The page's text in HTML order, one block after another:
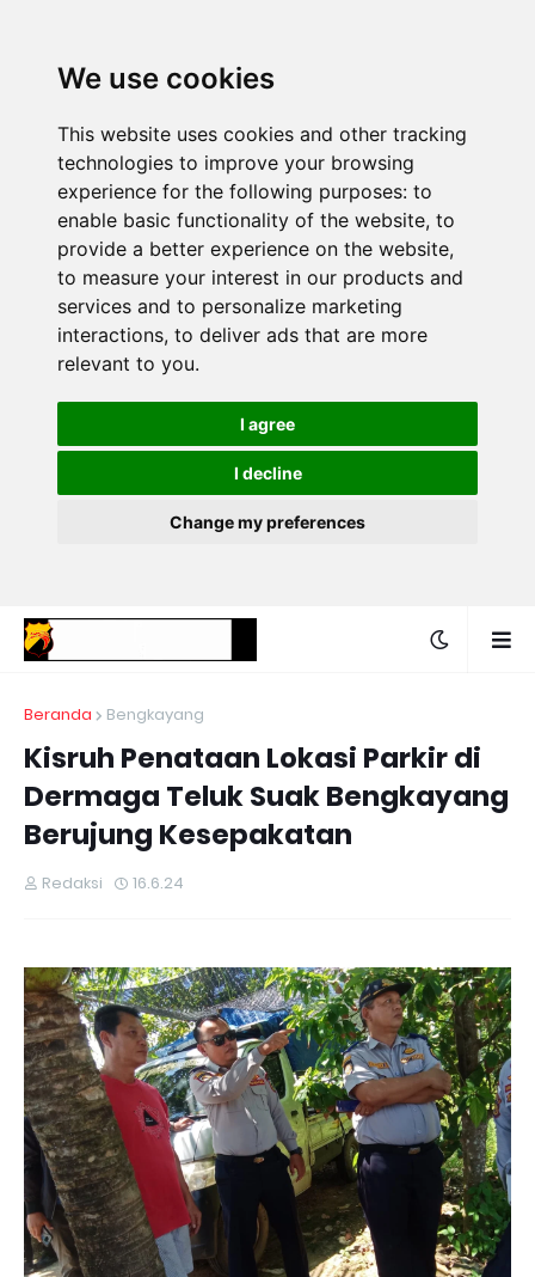
We use cookies
This website uses cookies and other tracking
technologies to improve your browsing
experience for the following purposes: to
enable basic functionality of the website, to
provide a better experience on the website,
to measure your interest in our products and
services and to personalize marketing
interactions, to deliver ads that are more
relevant to you.
I agree
I decline
Change my preferences
Beranda Bengkayang
Kisruh Penataan Lokasi Parkir di
Dermaga Teluk Suak Bengkayang
Berujung Kesepakatan
Redaksi 16.6.24